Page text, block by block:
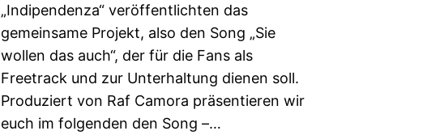
„Indipendenza“ veröffentlichten das
gemeinsame Projekt, also den Song „Sie
wollen das auch“, der für die Fans als
Freetrack und zur Unterhaltung dienen soll.
Produziert von Raf Camora präsentieren wir
euch im folgenden den Song –…